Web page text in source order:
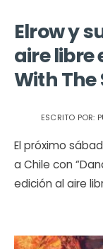
Elrow y
aire libre
With The
ESCRITO POR:
El próximo
a Chile con
edición al aire